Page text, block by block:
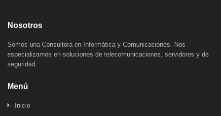
Nosotros
Somos una Consultora en Informática y Comunicaciones. Nos
especializamos en soluciones de telecomunicaciones, servidores y de
seguridad.
Menú
Inicio